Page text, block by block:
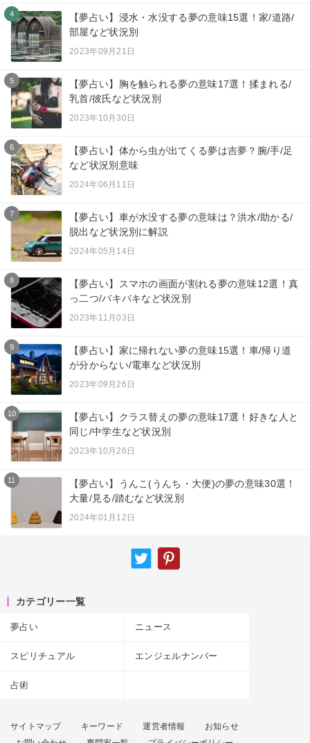
4
【夢占い】浸水・水没する夢の意味15選！家/道路/
部屋など状況別
2023年09月21日
5
【夢占い】胸を触られる夢の意味17選！揉まれる/
乳首/彼氏など状況別
2023年10月30日
6
【夢占い】体から虫が出てくる夢は吉夢？腕/手/足
など状況別意味
2024年06月11日
7
【夢占い】車が水没する夢の意味は？洪水/助かる/
脱出など状況別に解説
2024年05月14日
8
【夢占い】スマホの画面が割れる夢の意味12選！真
っ二つ/バキバキなど状況別
2023年11月03日
9
【夢占い】家に帰れない夢の意味15選！車/帰り道
が分からない/電車など状況別
2023年09月26日
10
【夢占い】クラス替えの夢の意味17選！好きな人と
同じ/中学生など状況別
2023年10月26日
11
【夢占い】うんこ(うんち・大便)の夢の意味30選！
大量/見る/踏むなど状況別
2024年01月12日
カテゴリー一覧
夢占い ニュース
スピリチュアル エンジェルナンバー
占術
サイトマップ キーワード 運営者情報
お知らせ